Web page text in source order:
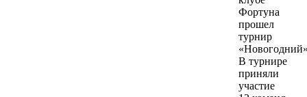
Фортуна
прошел
турнир
В турнире
приняли
участие